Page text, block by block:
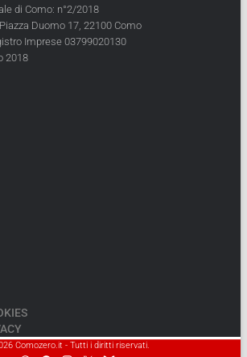
di Como: n°2/2018
Duomo 17, 22100 Como
Imprese 03799020130
2018
Comozero.it - Tutti i diritti riservati.